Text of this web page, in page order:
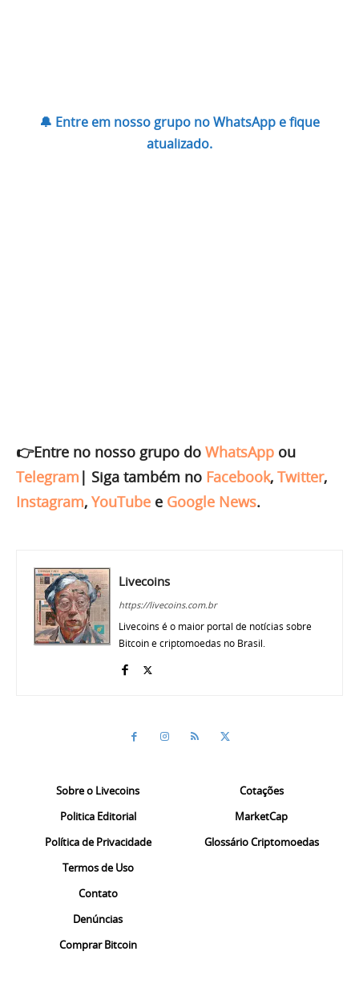
🔔 Entre em nosso grupo no WhatsApp e fique
atualizado.
👉Entre no nosso grupo do WhatsApp ou
Telegram | Siga também no Facebook, Twitter,
Instagram, YouTube e Google News.
Livecoins
https://livecoins.com.br
Livecoins é o maior portal de notícias sobre
Bitcoin e criptomoedas no Brasil.
Sobre o Livecoins
Politica Editorial
Política de Privacidade
Termos de Uso
Contato
Denúncias
Comprar Bitcoin
Cotações
MarketCap
Glossário Criptomoedas